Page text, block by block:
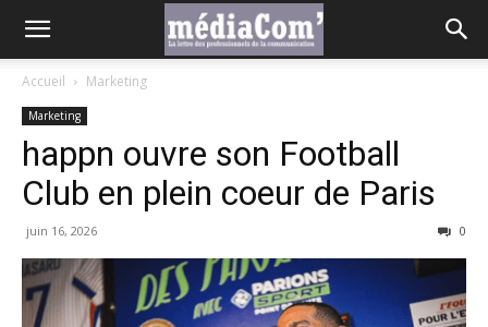
Accueil Marketing
Marketing
happn ouvre son Football
Club en plein coeur de Paris
juin 16, 2026 0